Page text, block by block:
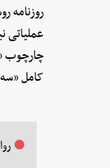
روزنامه
عملیاتی
چارچوب
کامل